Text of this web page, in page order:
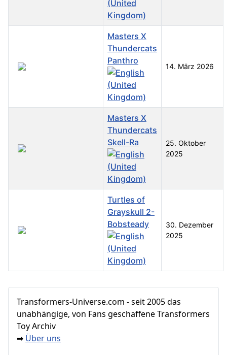
Masters X
Thundercats
Panthro
14. März 2026
Masters X
Thundercats
Skell-Ra
25. Oktober
2025
Turtles of
Grayskull 2-
Bobsteady
30. Dezember
2025
Transformers‑Universe.com - seit 2005 das
unabhängige, von Fans geschaffene Transformers
Toy Archiv
➡ Über uns